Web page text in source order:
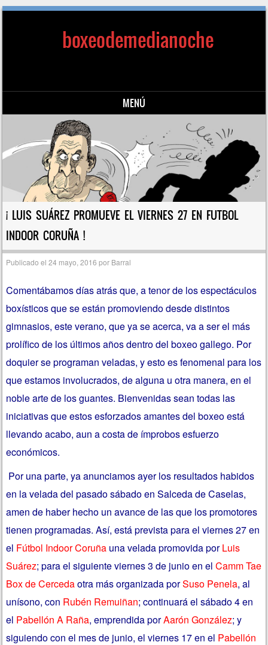
boxeodemedianoche
MENÚ
Saltar al contenido
¡ LUIS SUÁREZ PROMUEVE EL VIERNES 27 EN FUTBOL
INDOOR CORUÑA !
Publicado el24 mayo, 2016 por Barral
Comentábamos días atrás que, a tenor de los espectáculos
boxísticos que se están promoviendo desde distintos
gimnasios, este verano, que ya se acerca, va a ser el más
prolífico de los últimos años dentro del boxeo gallego. Por
doquier se programan veladas, y esto es fenomenal para los
que estamos involucrados, de alguna u otra manera, en el
noble arte de los guantes. Bienvenidas sean todas las
iniciativas que estos esforzados amantes del boxeo está
llevando acabo, aun a costa de ímprobos esfuerzo
económicos.
Por una parte, ya anunciamos ayer los resultados habidos
en la velada del pasado sábado en Salceda de Caselas,
amen de haber hecho un avance de las que los promotores
tienen programadas. Así, está prevista para el viernes 27 en
el Fútbol Indoor Coruña una velada promovida porLuis
Suárez; para el siguiente viernes 3 de junio en elCamm Tae
Box de Cercedaotra más organizada porSuso Penela, al
unísono, con Rubén Remuiñan; continuará el sábado 4 en
el Pabellón A Raña, emprendida porAarón González; y
siguiendo con el mes de junio, el viernes 17 en el Pabellón